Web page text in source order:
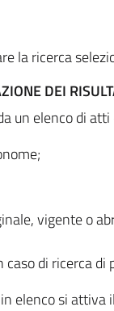
la ricerca
DEI
un elenco di
vigente o
di ricerca di
elenco si